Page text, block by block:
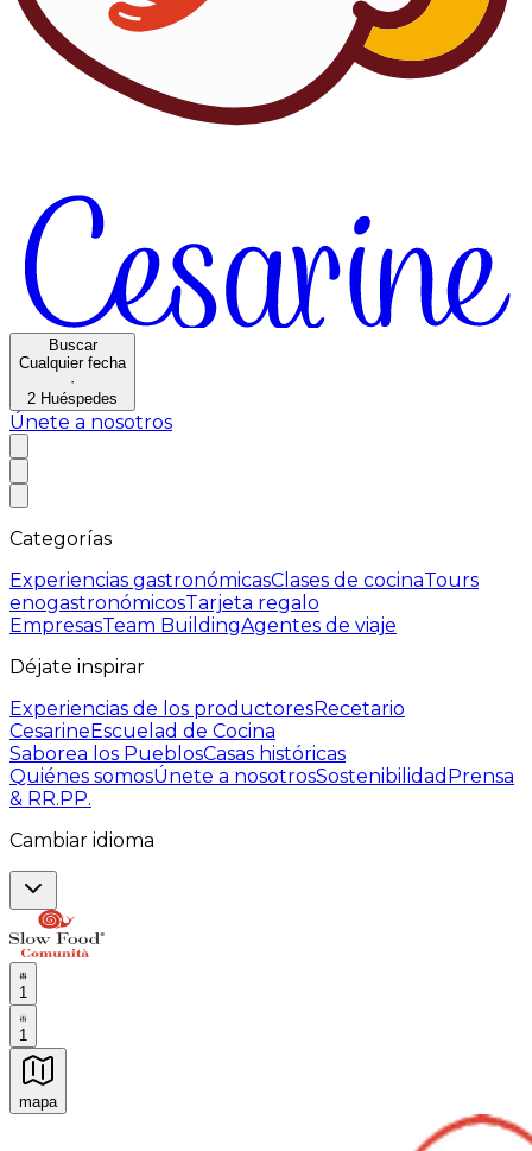
Buscar
Cualquier fecha
·
2 Huéspedes
Únete a nosotros
Categorías
Experiencias gastronómicasClases de cocinaTours
enogastronómicosTarjeta regalo
EmpresasTeam BuildingAgentes de viaje
Déjate inspirar
Experiencias de los productoresRecetario
CesarineEscuelad de Cocina
Saborea los PueblosCasas históricas
Quiénes somosÚnete a nosotrosSostenibilidad Prensa
& RR.PP.
Cambiar idioma
1
1
mapa
Experiencias culinarias inolvidables: Experiencias